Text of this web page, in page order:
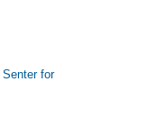
Senter for